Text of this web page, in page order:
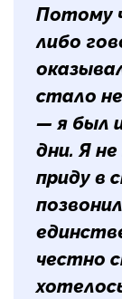
Потому
либо
стало
— я был
дни. Я
приду в
честно